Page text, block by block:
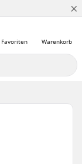
×
Warenkorb
Favoriten